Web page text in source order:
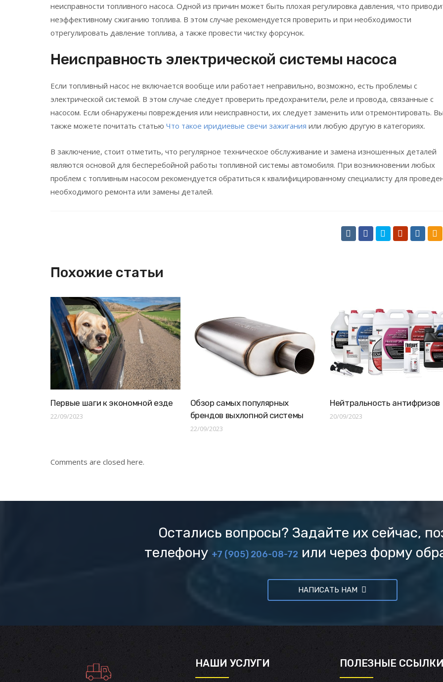
неисправности топливного насоса. Одной из причин может быть плохая регулировка давления, что
неэффективному сжиганию топлива. В этом случае рекомендуется проверить и при необходимости
отрегулировать давление топлива, а также провести чистку форсунок.
Неисправность электрической системы насоса
Если топливный насос не включается вообще или работает неправильно, возможно, есть проблемы с
электрической системой. В этом случае следует проверить предохранители, реле и провода, связанные с
насосом. Если обнаружены повреждения или неисправности, их следует заменить или отремонтировать. Вы
также можете почитать статью Что такое иридиевые свечи зажигания или любую другую в категориях.
В заключение, стоит отметить, что регулярное техническое обслуживание и замена изношенных деталей
являются основой для бесперебойной работы топливной системы автомобиля. При возникновении любых
проблем с топливным насосом рекомендуется обратиться к квалифицированному специалисту для
необходимого ремонта или замены деталей.
Похожие статьи
Первые шаги к экономной езде
22/09/2023
Обзор самых популярных
брендов выхлопной системы
22/09/2023
Нейтральность антифризов
20/09/2023
Comments are closed here.
Остались вопросы? Задайте их сейчас,
телефону +7 (905) 206-08-72 или через форму
НАПИСАТЬ НАМ
НАШИ УСЛУГИ ПОЛЕЗНЫЕ ССЫЛКИ